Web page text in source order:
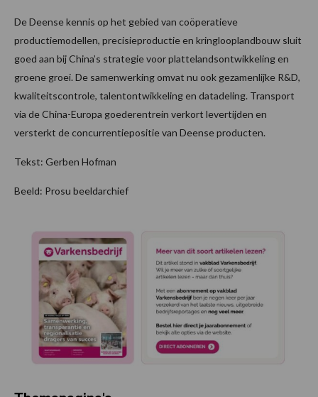
De Deense kennis op het gebied van coöperatieve
productiemodellen, precisieproductie en kringlooplandbouw sluit
goed aan bij China’s strategie voor plattelandsontwikkeling en
groene groei. De samenwerking omvat nu ook gezamenlijke R&D,
kwaliteitscontrole, talentontwikkeling en datadeling. Transport
via de China-Europa goederentrein verkort levertijden en
versterkt de concurrentiepositie van Deense producten.
Tekst: Gerben Hofman
Beeld: Prosu beeldarchief